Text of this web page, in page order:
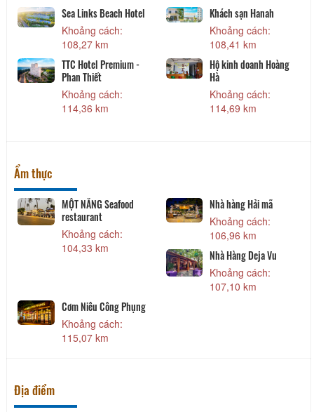
Sea Links Beach Hotel
Khoảng cách:
108,27 km
Khách sạn Hanah
Khoảng cách:
108,41 km
TTC Hotel Premium -
Phan Thiết
Khoảng cách:
114,36 km
Hộ kinh doanh Hoàng
Hà
Khoảng cách:
114,69 km
Ẩm thực
MỘT NẮNG Seafood
restaurant
Khoảng cách:
104,33 km
Nhà hàng Hải mã
Khoảng cách:
106,96 km
Nhà Hàng Deja Vu
Khoảng cách:
107,10 km
Cơm Niêu Công Phụng
Khoảng cách:
115,07 km
Địa điểm